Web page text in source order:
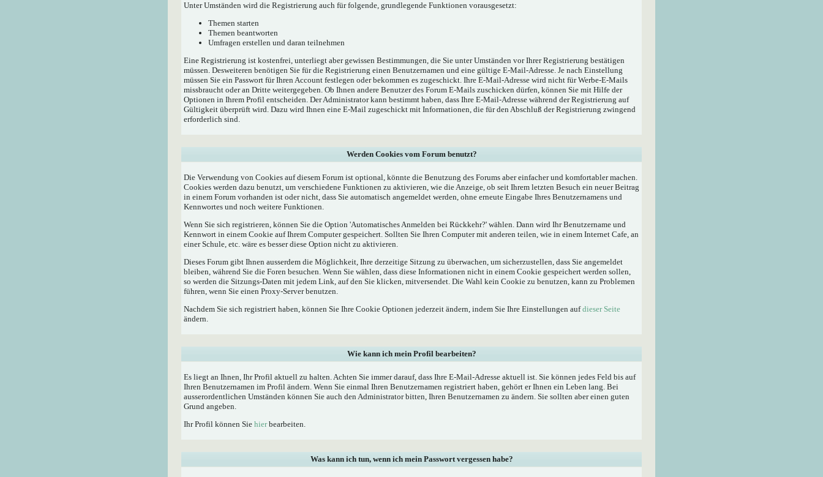
Unter Umständen wird die Registrierung auch für folgende, grundlegende Funktionen vorausgesetzt:
Themen starten
Themen beantworten
Umfragen erstellen und daran teilnehmen
Eine Registrierung ist kostenfrei, unterliegt aber gewissen Bestimmungen, die Sie unter Umständen vor Ihrer Registrierung bestätigen
müssen. Desweiteren benötigen Sie für die Registrierung einen Benutzernamen und eine gültige E-Mail-Adresse. Je nach Einstellung
müssen Sie ein Passwort für Ihren Account festlegen oder bekommen es zugeschickt. Ihre E-Mail-Adresse wird nicht für Werbe-E-Mails
missbraucht oder an Dritte weitergegeben. Ob Ihnen andere Benutzer des Forum E-Mails zuschicken dürfen, können Sie mit Hilfe der
Optionen in Ihrem Profil entscheiden. Der Administrator kann bestimmt haben, dass Ihre E-Mail-Adresse während der Registrierung auf
Gültigkeit überprüft wird. Dazu wird Ihnen eine E-Mail zugeschickt mit Informationen, die für den Abschluß der Registrierung zwingend
erforderlich sind.
Werden Cookies vom Forum benutzt?
Die Verwendung von Cookies auf diesem Forum ist optional, könnte die Benutzung des Forums aber einfacher und komfortabler machen.
Cookies werden dazu benutzt, um verschiedene Funktionen zu aktivieren, wie die Anzeige, ob seit Ihrem letzten Besuch ein neuer Beitrag
in einem Forum vorhanden ist oder nicht, dass Sie automatisch angemeldet werden, ohne erneute Eingabe Ihres Benutzernamens und
Kennwortes und noch weitere Funktionen.
Wenn Sie sich registrieren, können Sie die Option 'Automatisches Anmelden bei Rückkehr?' wählen. Dann wird Ihr Benutzername und
Kennwort in einem Cookie auf Ihrem Computer gespeichert. Sollten Sie Ihren Computer mit anderen teilen, wie in einem Internet Cafe, an
einer Schule, etc. wäre es besser diese Option nicht zu aktivieren.
Dieses Forum gibt Ihnen ausserdem die Möglichkeit, Ihre derzeitige Sitzung zu überwachen, um sicherzustellen, dass Sie angemeldet
bleiben, während Sie die Foren besuchen. Wenn Sie wählen, dass diese Informationen nicht in einem Cookie gespeichert werden sollen,
so werden die Sitzungs-Daten mit jedem Link, auf den Sie klicken, mitversendet. Die Wahl kein Cookie zu benutzen, kann zu Problemen
führen, wenn Sie einen Proxy-Server benutzen.
Nachdem Sie sich registriert haben, können Sie Ihre Cookie Optionen jederzeit ändern, indem Sie Ihre Einstellungen aufdieser Seite
ändern.
Wie kann ich mein Profil bearbeiten?
Es liegt an Ihnen, Ihr Profil aktuell zu halten. Achten Sie immer darauf, dass Ihre E-Mail-Adresse aktuell ist. Sie können jedes Feld bis auf
Ihren Benutzernamen im Profil ändern. Wenn Sie einmal Ihren Benutzernamen registriert haben, gehört er Ihnen ein Leben lang. Bei
ausserordentlichen Umständen können Sie auch den Administrator bitten, Ihren Benutzernamen zu ändern. Sie sollten aber einen guten
Grund angeben.
Ihr Profil können Sie hierbearbeiten.
Was kann ich tun, wenn ich mein Passwort vergessen habe?